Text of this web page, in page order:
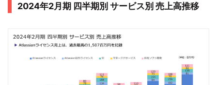
2024年2月期 四半期別 サービス別 売上高推移